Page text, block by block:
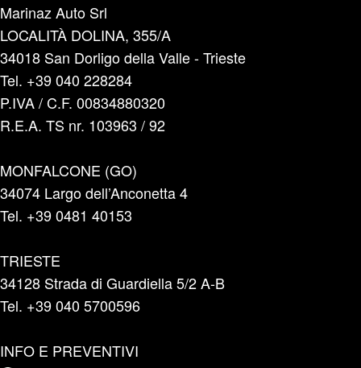
Marinaz Auto Srl
LOCALITÀ DOLINA, 355/A
34018 San Dorligo della Valle - Trieste
Tel. +39 040 228284
P.IVA / C.F. 00834880320
R.E.A. TS nr. 103963 / 92
MONFALCONE (GO)
34074 Largo dell’Anconetta 4
Tel. +39 0481 40153
TRIESTE
34128 Strada di Guardiella 5/2 A-B
Tel. +39 040 5700596
INFO E PREVENTIVI